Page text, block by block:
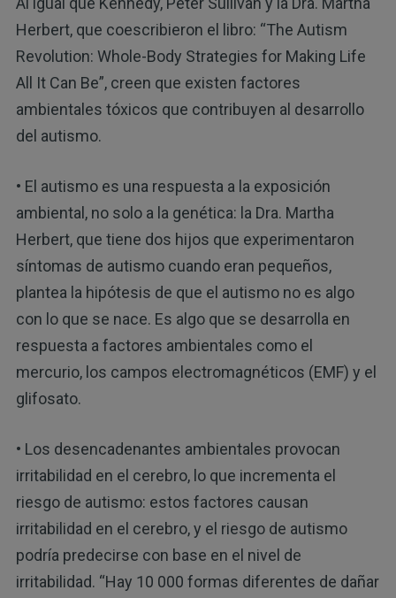
Herbert, que coescribieron el libro: “The Autism
Revolution: Whole-Body Strategies for Making Life
All It Can Be”, creen que existen factores
ambientales tóxicos que contribuyen al desarrollo
del autismo.
• El autismo es una respuesta a la exposición
ambiental, no solo a la genética: la Dra. Martha
Herbert, que tiene dos hijos que experimentaron
síntomas de autismo cuando eran pequeños,
plantea la hipótesis de que el autismo no es algo
con lo que se nace. Es algo que se desarrolla en
respuesta a factores ambientales como el
mercurio, los campos electromagnéticos (EMF) y el
glifosato.
• Los desencadenantes ambientales provocan
irritabilidad en el cerebro, lo que incrementa el
riesgo de autismo: estos factores causan
irritabilidad en el cerebro, y el riesgo de autismo
podría predecirse con base en el nivel de
irritabilidad. “Hay 10 000 formas diferentes de dañar